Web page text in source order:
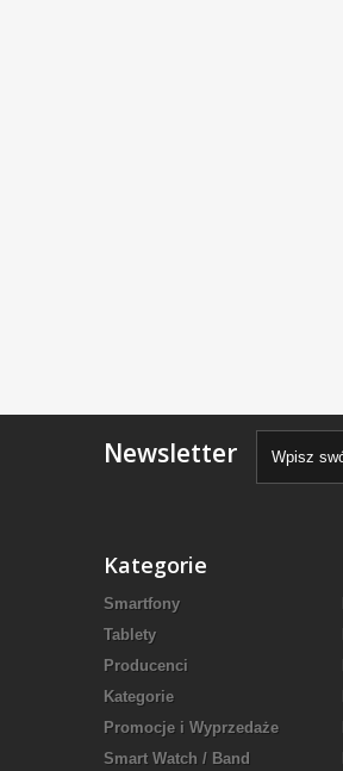
Newsletter
Kategorie
Smartfony
Tablety
Producenci
Kategorie
Promocje i Wyprzedaże
Smart Watch / Band